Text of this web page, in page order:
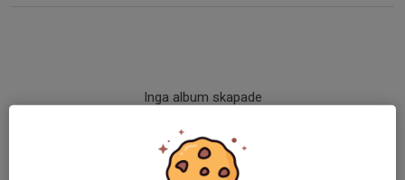
Inga album skapade